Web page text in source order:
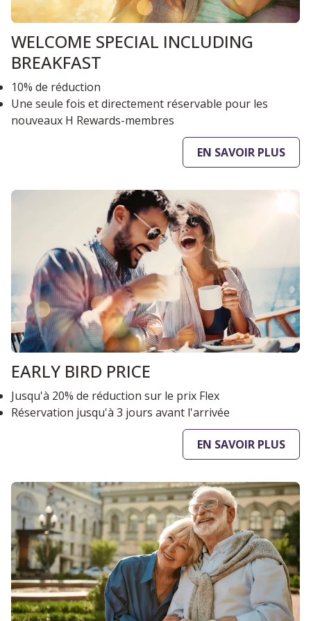
WELCOME SPECIAL INCLUDING
BREAKFAST
10% de réduction
Une seule fois et directement réservable pour les
nouveaux H Rewards-membres
EN SAVOIR PLUS
EARLY BIRD PRICE
Jusqu'à 20% de réduction sur le prix Flex
Réservation jusqu'à 3 jours avant l'arrivée
EN SAVOIR PLUS